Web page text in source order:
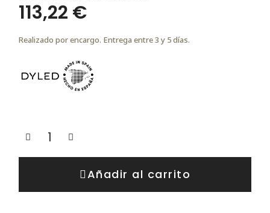
113,22 €
Realizado por encargo. Entrega entre 3 y 5 días.
Añadir al carrito